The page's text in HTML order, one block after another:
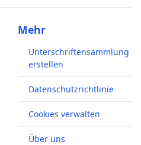
Mehr
Unterschriftensammlung
erstellen
Datenschutzrichtlinie
Cookies verwalten
Über uns